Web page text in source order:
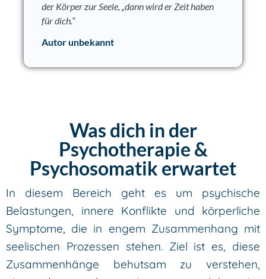
der Körper zur Seele, „dann wird er Zeit haben
für dich.“
Autor unbekannt
Was dich in der
Psychotherapie &
Psychosomatik erwartet
In diesem Bereich geht es um psychische
Belastungen, innere Konflikte und körperliche
Symptome, die in engem Zusammenhang mit
seelischen Prozessen stehen. Ziel ist es, diese
Zusammenhänge behutsam zu verstehen,